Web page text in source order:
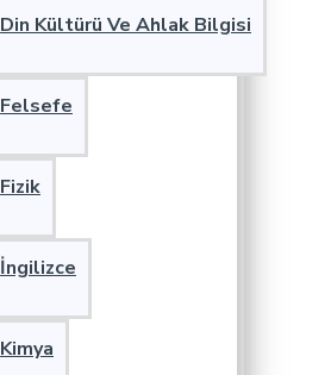
Din Kültürü Ve Ahlak Bilgisi
Felsefe
Fizik
İngilizce
Kimya